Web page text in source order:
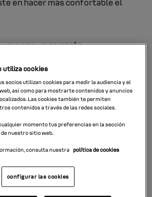
con uncorrecto
sin prendas demasiado
puedan dificultar nuestra
lo que es un elemento de
la calefacción del coche no
que es importante identificar
y solucionarla cuanto antes.
utiliza cookies
socios utilizan cookies para medir la audiencia y el
así como para mostrarte contenidos y anuncios
Las cookies también te permiten
contenidos a través de las redes sociales.
momento tus preferencias en la sección
nuestro sitio web.
consulta nuestra política de cookies
configurar las cookies